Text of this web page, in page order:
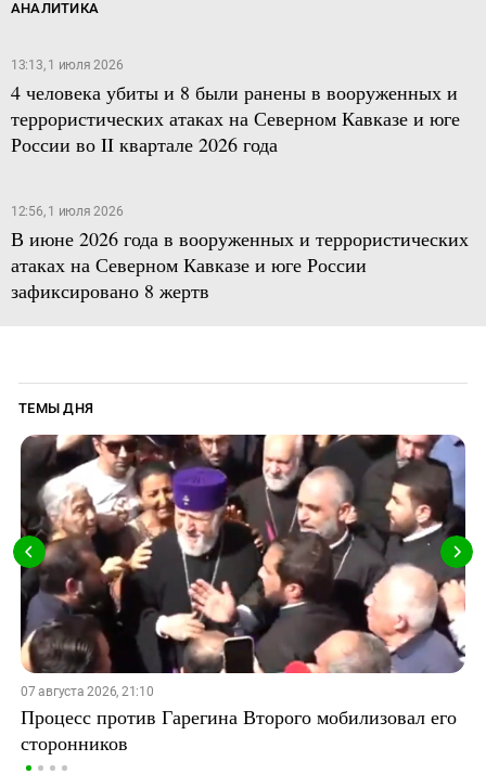
АНАЛИТИКА
13:13, 1 июля 2026
4 человека убиты и 8 были ранены в вооруженных и
террористических атаках на Северном Кавказе и юге
России во II квартале 2026 года
12:56, 1 июля 2026
В июне 2026 года в вооруженных и террористических
атаках на Северном Кавказе и юге России
зафиксировано 8 жертв
ТЕМЫ ДНЯ
07 августа 2026, 21:10
Процесс против Гарегина Второго мобилизовал его
сторонников